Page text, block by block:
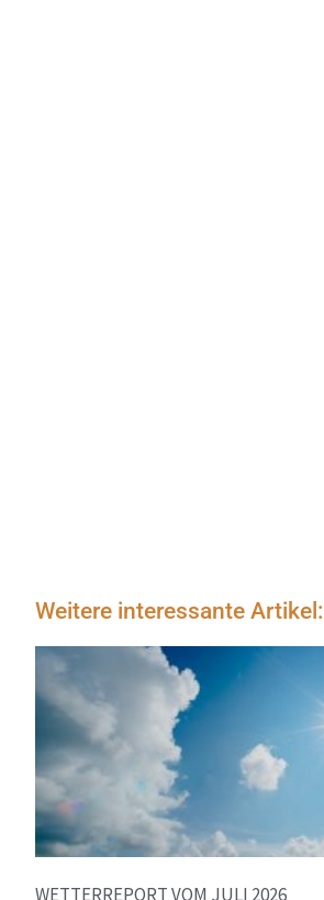
Weitere interessante Artikel:
WETTERREPORT VOM JULI 2026